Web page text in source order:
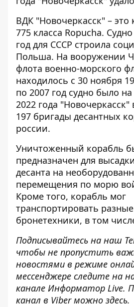
ВДК "Новочеркасск" – это
775 класса Ropucha.
год для СССР строила
Польша. На вооружении
флота военно-морского
находилось с 30 ноября
по 2007 год судно было
2022 года "Новочеркасск"
197 бригады десантных
россии.
Уничтоженный корабль
предназначен для
десанта на
перемещения по морю
Кроме того, корабль мог
транспортировать
бронетехники, в том
Подписывайтесь на наш
чтобы не пропустить
новостями в режиме
мессенджере следите на
канале Информатор Live.
канал в Viber можно здесь.